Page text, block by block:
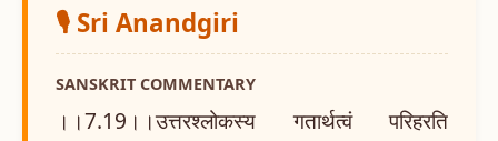
🎙️ Sri Anandgiri
SANSKRIT COMMENTARY
।।7.19।।उत्तरश्लोकस्य गतार्थत्वं परिहरति